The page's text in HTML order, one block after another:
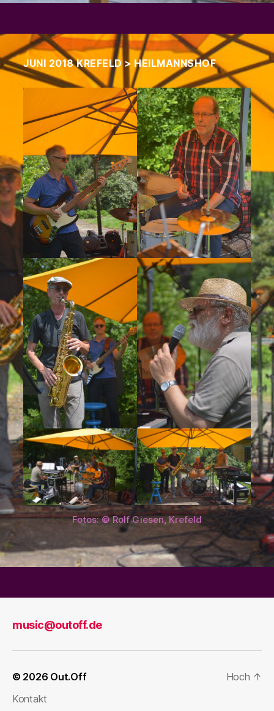
JUNI 2018 KREFELD > HEILMANNSHOF
Fotos: © Rolf Giesen, Krefeld
music@outoff.de
© 2026 Out.Off
Kontakt
Hoch ↑